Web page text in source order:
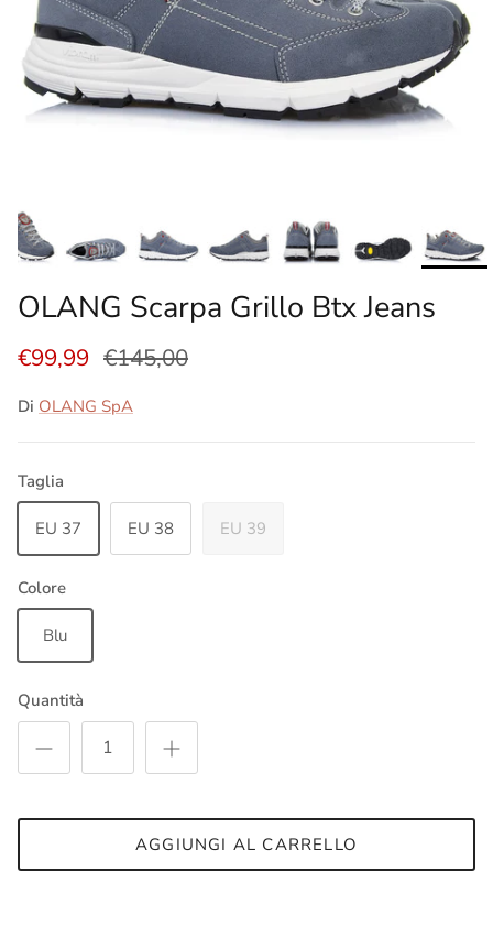
OLANG Scarpa Grillo Btx Jeans
€99,99 €145,00
Di OLANG SpA
Taglia
EU 37 EU 38 EU 39
Colore
Blu
Quantità
AGGIUNGI AL CARRELLO